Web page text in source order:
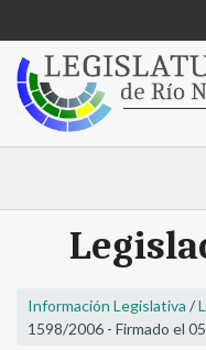
Información Legislativa /
1598/2006 - Firmado el